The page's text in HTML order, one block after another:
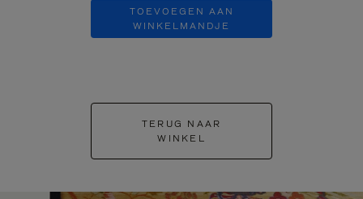
TOEVOEGEN AAN
WINKELMANDJE
TERUG NAAR
WINKEL